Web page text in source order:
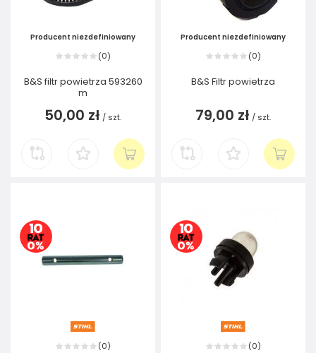
Producent niezdefiniowany
(0)
B&S filtr powietrza 593260
m
50,00 zł / szt.
Producent niezdefiniowany
(0)
B&S Filtr powietrza
79,00 zł / szt.
(0) (0)